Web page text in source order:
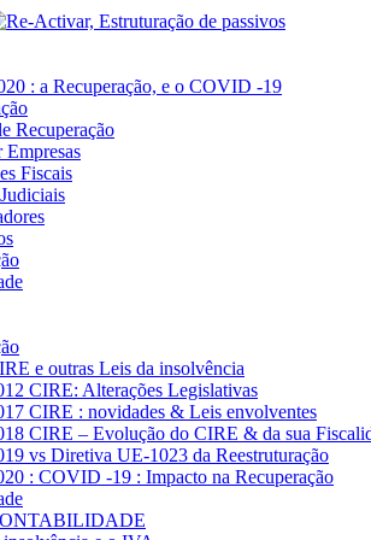
: a Recuperação, e o COVID -19
Recuperação
Empresas
Fiscais
e outras Leis da insolvência
CIRE: Alterações Legislativas
CIRE : novidades & Leis envolventes
CIRE – Evolução do CIRE & da sua
vs Diretiva UE-1023 da Reestruturação
: COVID -19 : Impacto na Recuperação